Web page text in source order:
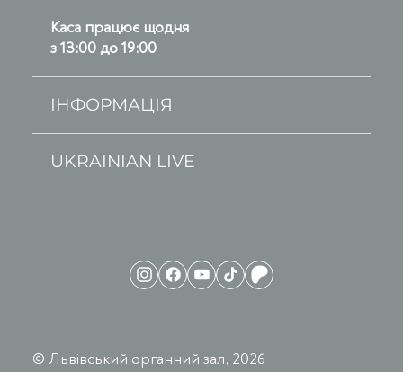
© Львівський органний зал, 2026
Каса працює щодня
з 13:00 до 19:00
ІНФОРМАЦІЯ
UKRAINIAN LIVE